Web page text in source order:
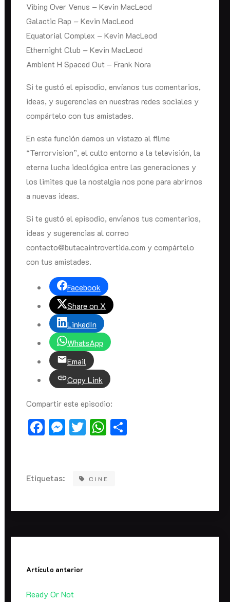
Vibing Over Venus – Kevin MacLeod
Galactic Rap – Kevin MacLeod
Equatorial Complex – Kevin MacLeod
Ethernight Club – Kevin MacLeod
Ambient H Spaced Out – Frank Nora
Si te gustó el episodio, envíanos tus comentarios,
ideas, y sugerencias en nuestras redes sociales y
compártelo con tus amistades.
En esta función damos un vistazo al filme
“Terrorvision”, el culto entorno a la televisión, la
eterna lucha ideológica entre las generaciones y
los limites que la nostalgia nos pone para abrirnos
a nuevas ideas.
Si te gustó el episodio, envíanos tus comentarios,
ideas y sugerencias al correo
contacto@butacaintrovertida.com y compártelo
con tus amistades.
Facebook
Share on X
LinkedIn
WhatsApp
Email
Copy Link
Compartir este episodio:
Facebook
Messenger
TwitterWhatsApp
Compartir
Etiquetas: CINE
Artículo anterior
Ready Or Not